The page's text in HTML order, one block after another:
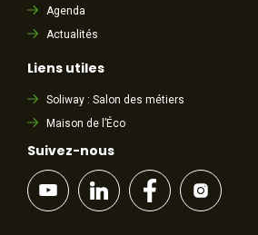
Agenda
Actualités
Liens utiles
Soliway : Salon des métiers
Maison de l’Éco
Suivez-nous